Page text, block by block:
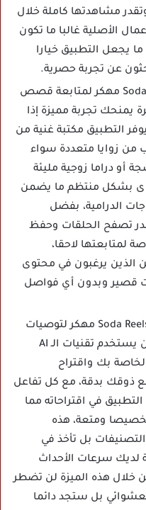
مشاهدتها كاملة خلال
الأصلية غالبا ما تكون
يجعل التطبيق خيارا
عن تجربة حصرية.
تطبيق Soda Reels مهكر لمتابعة قصص
تجربة مميزة إذا
التطبيق مكتبة غنية من
من زوايا متعددة سواء
دراما زوجية مليئة
بشكل منتظم ما يضمن
الدرامية، بفضل
تصفح الحلقات وحفظ
لمتابعتها لاحقا،
الذين يرغبون في محتوى
قصير وبدون أي فواصل
أفضل تطبيق Soda Reels مهكر لتوصيات
درامية مخصصة للمستخدمين يستخدم تقنيات الـ AI
بك واقتراح
ذوقك بدقة، مع كل تفاعل
في اقتراحاته مما
ومتعة، هذه
بل تأخذ في
لديك سرعات الأحداث
خلال هذه الميزة لن تضطر
بل ستجد دائما